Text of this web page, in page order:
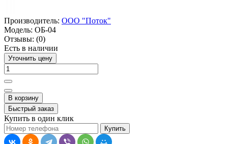
Производитель: ООО "Поток"
Модель: ОБ-04
Отзывы: (0)
Есть в наличии
Уточнить цену
В корзину
Быстрый заказ
Купить в один клик
Купить